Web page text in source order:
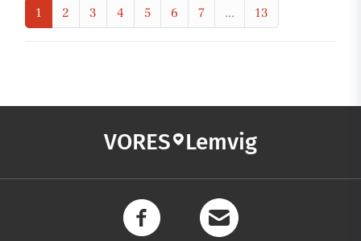
1 2 3 4 5 6 7 ... 13
VORES Lemvig